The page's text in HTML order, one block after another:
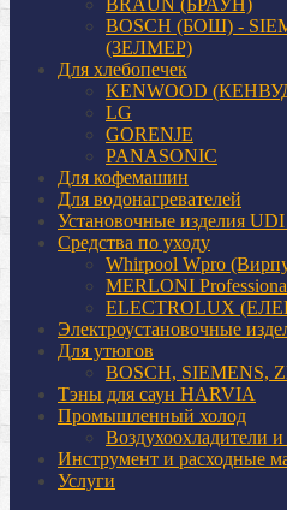
BRAUN (БРАУН)
BOSCH (БОШ) -
(ЗЕЛМЕР)
Для хлебопечек
KENWOOD
LG
GORENJE
PANASONIC
Для кофемашин
Для водонагревателей
Установочные изделия
Средства по уходу
Whirpool Wpro
MERLONI
ELECTROLUX
Электроустановочные
Для утюгов
BOSCH, SIEMENS,
Тэны для саун HARVIA
Промышленный холод
Воздухоохладители
Инструмент и расходные
Услуги